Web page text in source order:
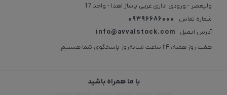
ولیعصر - ورودی اداری غربی پاساژ اهدا - واحد 17
شماره تماس
09396686000
آدرس ایمیل
info@avvalstock.com
هفت روز هفته، ۲۴ ساعت شبانه‌روز پاسخگوی شما هستیم.
با ما همراه باشید